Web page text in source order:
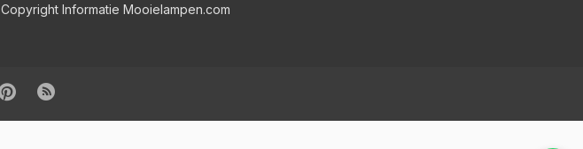
Copyright Informatie Mooielampen.com